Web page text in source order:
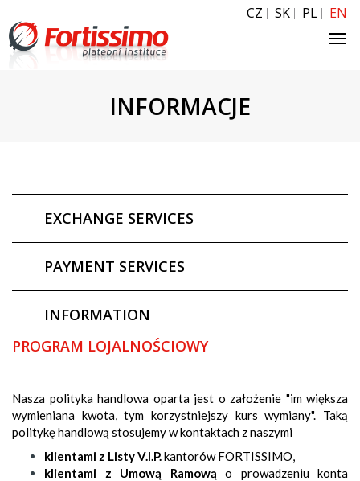
CZ SK PL EN
INFORMACJE
EXCHANGE SERVICES
PAYMENT SERVICES
INFORMATION
PROGRAM LOJALNOŚCIOWY
Nasza polityka handlowa oparta jest o założenie "im większa
wymieniana kwota, tym korzystniejszy kurs wymiany". Taką
politykę handlową stosujemy w kontaktach z naszymi
klientami z Listy V.I.P. kantorów FORTISSIMO,
klientami z Umową Ramową o prowadzeniu konta